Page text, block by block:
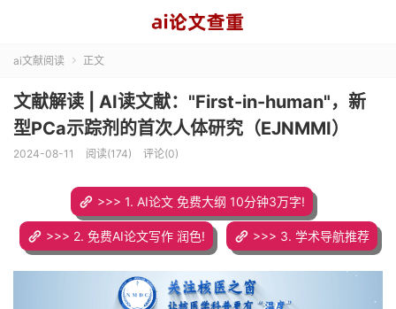
ai文献阅读  正文
文献解读 | AI读文献："First-in-human"，新
型PCa示踪剂的首次人体研究（EJNMMI）
2024-08-11 阅读(174) 评论(0)
>>> 1. AI论文 免费大纲 10分钟3万字!
>>> 2. 免费AI论文写作 润色! >>> 3. 学术导航推荐